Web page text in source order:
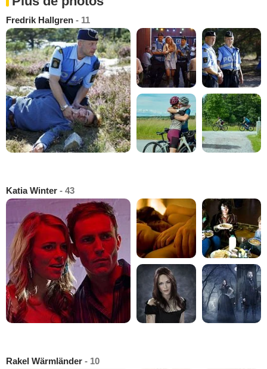
Fredrik Hallgren - 11
Katia Winter - 43
Rakel Wärmländer - 10